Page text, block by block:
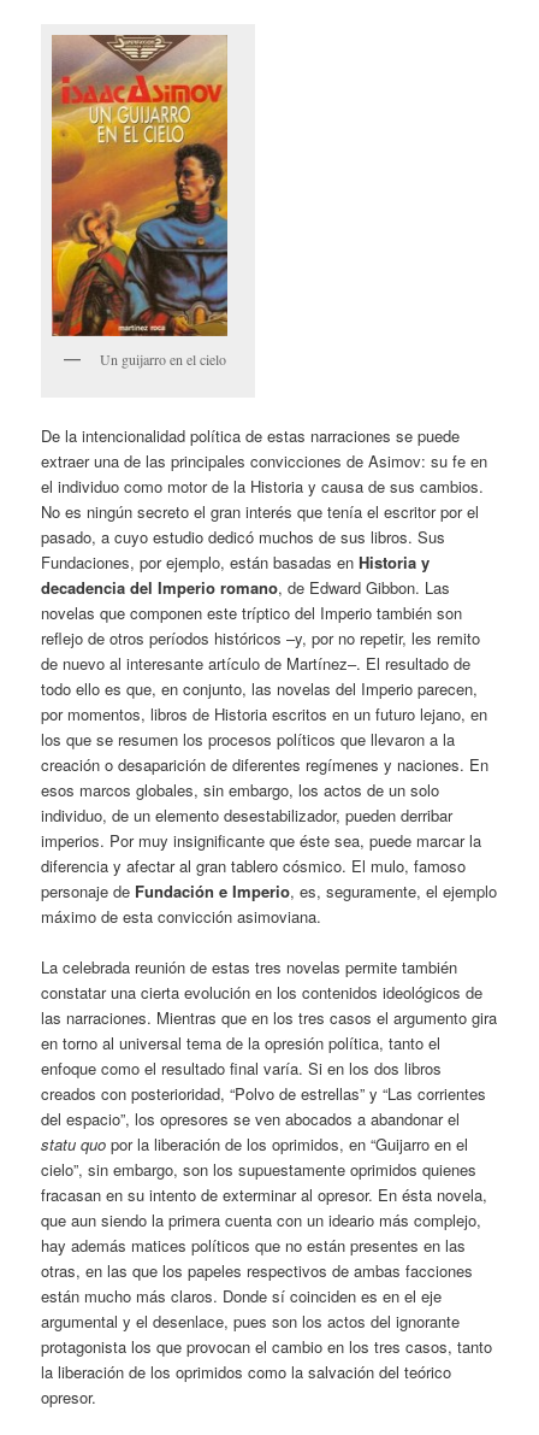
Un guijarro en el cielo
De la intencionalidad política de estas narraciones se puede
extraer una de las principales convicciones de Asimov: su fe en
el individuo como motor de la Historia y causa de sus cambios.
No es ningún secreto el gran interés que tenía el escritor por el
pasado, a cuyo estudio dedicó muchos de sus libros. Sus
Fundaciones, por ejemplo, están basadas enHistoria y
decadencia del Imperio romano, de Edward Gibbon. Las
novelas que componen este tríptico del Imperio también son
reflejo de otros períodos históricos –y, por no repetir, les remito
de nuevo al interesante artículo de Martínez–. El resultado de
todo ello es que, en conjunto, las novelas del Imperio parecen,
por momentos, libros de Historia escritos en un futuro lejano, en
los que se resumen los procesos políticos que llevaron a la
creación o desaparición de diferentes regímenes y naciones. En
esos marcos globales, sin embargo, los actos de un solo
individuo, de un elemento desestabilizador, pueden derribar
imperios. Por muy insignificante que éste sea, puede marcar la
diferencia y afectar al gran tablero cósmico. El mulo, famoso
personaje de Fundación e Imperio, es, seguramente, el ejemplo
máximo de esta convicción asimoviana.
La celebrada reunión de estas tres novelas permite también
constatar una cierta evolución en los contenidos ideológicos de
las narraciones. Mientras que en los tres casos el argumento gira
en torno al universal tema de la opresión política, tanto el
enfoque como el resultado final varía. Si en los dos libros
creados con posterioridad, “Polvo de estrellas” y “Las corrientes
del espacio”, los opresores se ven abocados a abandonar el
statu quo por la liberación de los oprimidos, en “Guijarro en el
cielo”, sin embargo, son los supuestamente oprimidos quienes
fracasan en su intento de exterminar al opresor. En ésta novela,
que aun siendo la primera cuenta con un ideario más complejo,
hay además matices políticos que no están presentes en las
otras, en las que los papeles respectivos de ambas facciones
están mucho más claros. Donde sí coinciden es en el eje
argumental y el desenlace, pues son los actos del ignorante
protagonista los que provocan el cambio en los tres casos, tanto
la liberación de los oprimidos como la salvación del teórico
opresor.